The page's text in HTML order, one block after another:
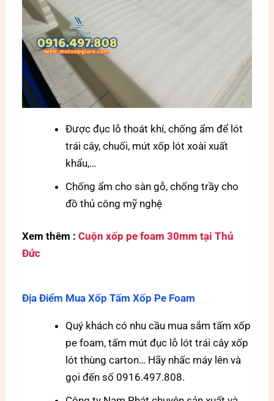
Được đục lỗ thoát khí, chống ẩm để lót
trái cây, chuối, mút xốp lót xoài xuất
khẩu,…
Chống ẩm cho sàn gỗ, chống trầy cho
đồ thủ công mỹ nghệ
Xem thêm : Cuộn xốp pe foam 30mm tại Thủ
Đức
Địa Điểm Mua Xốp Tấm Xốp Pe Foam
Quý khách có nhu cầu mua sắm tấm xốp
pe foam, tấm mút đục lỗ lót trái cây xốp
lót thùng carton… Hãy nhấc máy lên và
gọi đến số 0916.497.808.